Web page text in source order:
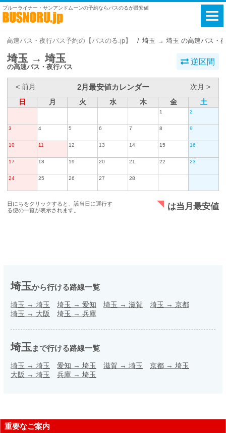
ブルーライナー・サンアンドムーンの予約ならバスのるが最安値
高速バス・夜行バス予約の【バスのる.jp】 埼玉 → 埼玉 の高速バス・
埼玉 → 埼玉
の高速バス・夜行バス
逆区間
< 前月 2月最安値カレンダー
次月 >
日
月 火 水 木 金 土
1 2
3 4 5 6 7 8 9
10 11 12 13 14 15 16
17 18 19 20 21 22 23
24 25 26 27 28
日にちをクリックすると、該当日に運行す
る便の一覧が表示されます。
は当月最安値
埼玉から行ける路線一覧
埼玉 → 埼玉 埼玉 → 愛知 埼玉 → 滋賀 埼玉 → 京都
埼玉 → 大阪 埼玉 → 兵庫
埼玉 まで行ける路線一覧
埼玉 → 埼玉 愛知 → 埼玉 滋賀 → 埼玉 京都 → 埼玉
大阪 → 埼玉 兵庫 → 埼玉
重要なご案内